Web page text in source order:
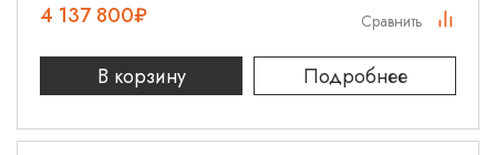
4 137 800₽
В корзину Подробнее
Сравнить